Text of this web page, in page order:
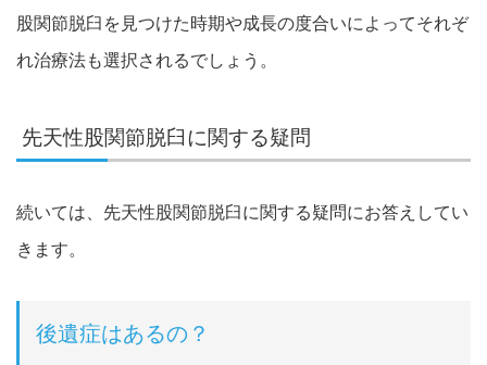
股関節脱臼を見つけた時期や成長の度合いによってそれぞ
れ治療法も選択されるでしょう。
先天性股関節脱臼に関する疑問
続いては、先天性股関節脱臼に関する疑問にお答えしてい
きます。
後遺症はあるの？